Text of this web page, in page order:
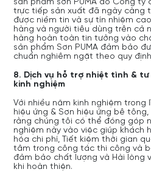
sản phẩm sơn PUMA do Công ty
trực tiếp sản xuất đã ngày càng
được niềm tin và sự tín nhiệm
hàng và người tiêu dùng trên cả
hàng hoàn toàn tin tưởng vào
sản phẩm Sơn PUMA đảm bảo
chuẩn nghiêm ngặt theo quy
8. Dịch vụ hỗ trợ nhiệt tình & tư
kinh nghiệm
Với nhiều năm kinh nghiệm trong
hiệu ứng & Sơn hiệu ứng bê tông,
rằng chúng tôi có thể đóng góp
nghiệm này vào việc giúp khách
hóa chi phí, Tiết kiệm thời gian
tâm trong công tác thi công và
đảm bảo chất lượng và Hài lòng
khi hoàn thiện.